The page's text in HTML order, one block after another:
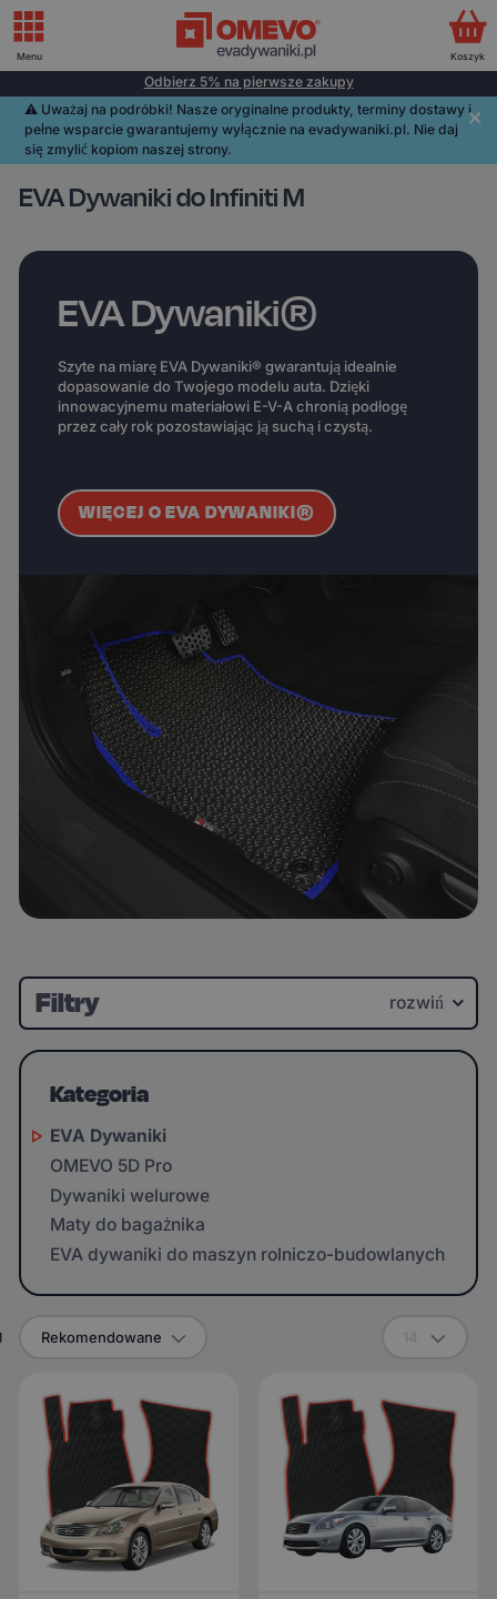
Odbierz 5% na pierwsze zakupy
⚠️️ Uważaj na podróbki! Nasze oryginalne produkty, terminy dostawy i
pełne wsparcie gwarantujemy wyłącznie na evadywaniki.pl. Nie daj
się zmylić kopiom naszej strony.
EVA Dywaniki do Infiniti M
EVA Dywaniki®
Szyte na miarę EVA Dywaniki® gwarantują idealnie
dopasowanie do Twojego modelu auta. Dzięki
innowacyjnemu materiałowi E-V-A chronią podłogę
przez cały rok pozostawiając ją suchą i czystą.
WIĘCEJ O EVA DYWANIKI®
Filtry rozwiń
Kategoria
EVA Dywaniki
OMEVO 5D Pro
Dywaniki welurowe
Maty do bagażnika
EVA dywaniki do maszyn rolniczo-budowlanych
Rekomendowane
Menu Koszyk